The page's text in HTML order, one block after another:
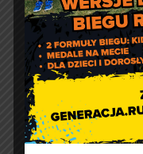
Co
Kontakt